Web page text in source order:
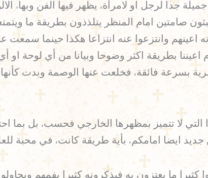
جدا لرجل او لامرأة، يظهر فيها الفن وبهاء
صامتين امام المنظر يتلذذون بطريقة ما
اعينهم وانتزعوا عنه انتزاعا هكذا حينما
بطريقة اكثر وضوحا وبيانا من أي لوحة او
بسرعة فائقة، فخلعت عنها الوصمة وبدت
لا تتميز بمظهرها الخارجي فحسب، بل بما
ايضا امامكم، بأية طريقة كانت، في محبة